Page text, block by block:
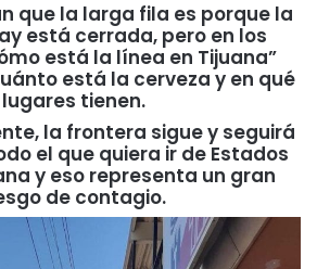
que la larga fila es porque la
está cerrada, pero en los
está la línea en Tijuana”
está la cerveza y en qué
lugares tienen.
la frontera sigue y seguirá
el que quiera ir de Estados
y eso representa un gran
de contagio.